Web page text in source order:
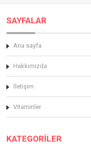
SAYFALAR
Ana sayfa
Hakkimizda
İletişim
Vitaminler
KATEGORİLER